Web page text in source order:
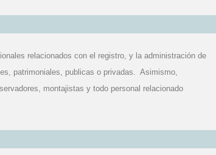
relacionados con el registro, y la administración de
patrimoniales, publicas o privadas. Asimismo,
montajistas y todo personal relacionado